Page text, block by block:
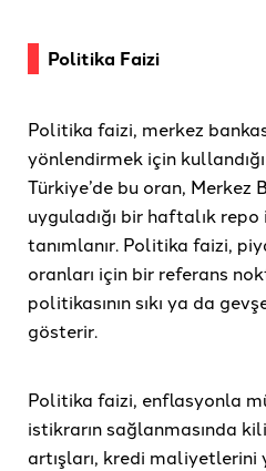
Politika Faizi
Politika faizi, merkez
yönlendirmek için
Türkiye’de bu oran, Merkez
uyguladığı bir haftalık
tanımlanır. Politika faizi,
oranları için bir referans
politikasının sıkı ya da
gösterir.
Politika faizi, enflasyonla
istikrarın sağlanmasında
artışları, kredi